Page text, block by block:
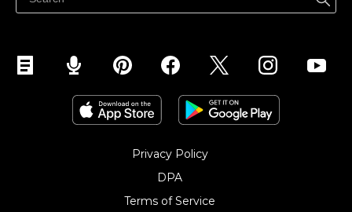
Privacy Policy
DPA
Terms of Service